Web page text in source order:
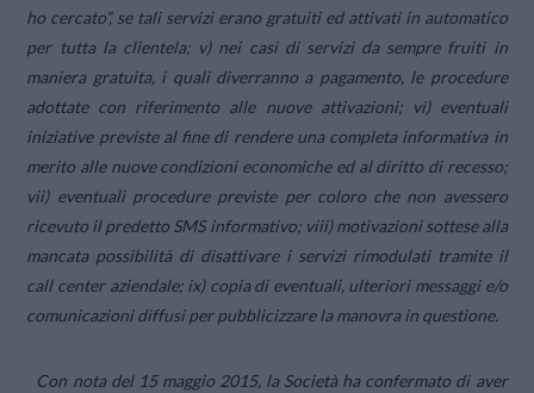
ho cercato”, se tali servizi erano gratuiti ed attivati in automatico
per tutta la clientela; v) nei casi di servizi da sempre fruiti in
maniera gratuita, i quali diverranno a pagamento, le procedure
adottate con riferimento alle nuove attivazioni; vi) eventuali
iniziative previste al fine di rendere una completa informativa in
merito alle nuove condizioni economiche ed al diritto di recesso;
vii) eventuali procedure previste per coloro che non avessero
ricevuto il predetto SMS informativo; viii) motivazioni sottese alla
mancata possibilità di disattivare i servizi rimodulati tramite il
call center aziendale; ix) copia di eventuali, ulteriori messaggi e/o
comunicazioni diffusi per pubblicizzare la manovra in questione.
Con nota del 15 maggio 2015, la Società ha confermato di aver